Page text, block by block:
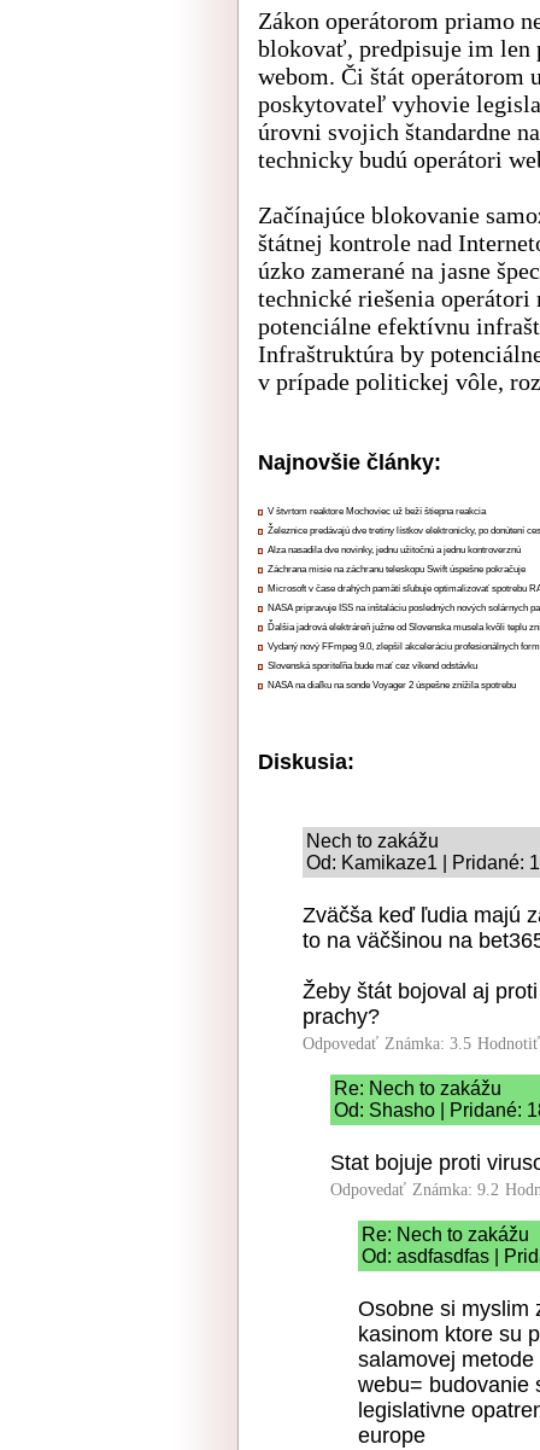
Zákon operátorom priamo
blokovať, predpisuje im
webom. Či štát
poskytovateľ vyhovie
úrovni svojich štandardne
technicky budú operátori
Začínajúce blokovanie
štátnej kontrole nad
úzko zamerané na jasne
technické riešenia
potenciálne efektívnu
Infraštruktúra by
v prípade politickej vôle,
Najnovšie články:
V štvrtom reaktore Mochoviec už beží štiepna reakcia
Železnice predávajú dve tretiny lístkov elektronicky, po donútení
Alza nasadila dve novinky, jednu užitočnú a jednu kontroverznú
Záchrana misie na záchranu teleskopu Swift úspešne pokračuje
Microsoft v čase drahých pamätí sľubuje optimalizovať spotrebu
NASA pripravuje ISS na inštaláciu posledných nových solárnych
Ďalšia jadrová elektráreň južne od Slovenska musela kvôli teplu
Vydaný nový FFmpeg 9.0, zlepšil akceleráciu profesionálnych
Slovenská sporiteľňa bude mať cez víkend odstávku
NASA na diaľku na sonde Voyager 2 úspešne znížila spotrebu
Diskusia:
Nech to zakážu
Od: Kamikaze1 | Pridané:
Zväčša keď ľudia majú
to na väčšinou na
Žeby štát bojoval aj
prachy?
Odpovedať Známka: 3.5
Re: Nech to zakážu
Od: Shasho | Pridané:
Stat bojuje proti
Odpovedať Známka: 9.2
Re: Nech to zakážu
Od: asdfasdfas |
Osobne si myslim
kasinom ktore su
salamovej
webu= budovanie
legislativne
europe